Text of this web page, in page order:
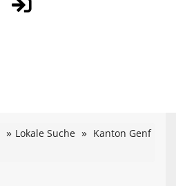
Lokale Suche Kanton Genf